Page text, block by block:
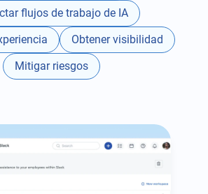
flujos de trabajo de IA
Obtener visibilidad
Mitigar riesgos